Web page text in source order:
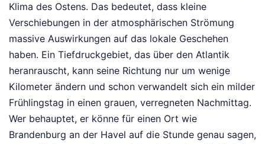
Klima des Ostens. Das bedeutet, dass kleine
Verschiebungen in der atmosphärischen Strömung
massive Auswirkungen auf das lokale Geschehen
haben. Ein Tiefdruckgebiet, das über den Atlantik
heranrauscht, kann seine Richtung nur um wenige
Kilometer ändern und schon verwandelt sich ein milder
Frühlingstag in einen grauen, verregneten Nachmittag.
Wer behauptet, er könne für einen Ort wie
Brandenburg an der Havel auf die Stunde genau sagen,